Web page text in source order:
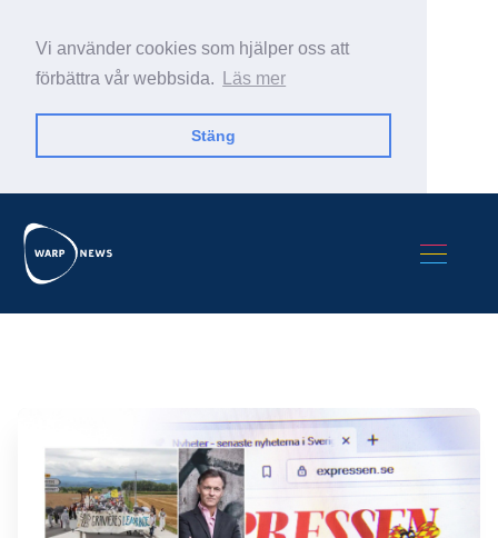
Vi använder cookies som hjälper oss att
förbättra vår webbsida.
Läs mer
Stäng